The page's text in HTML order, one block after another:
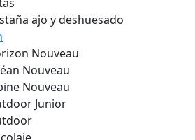
ajo y deshuesado
Nouveau
Nouveau
Nouveau
Junior